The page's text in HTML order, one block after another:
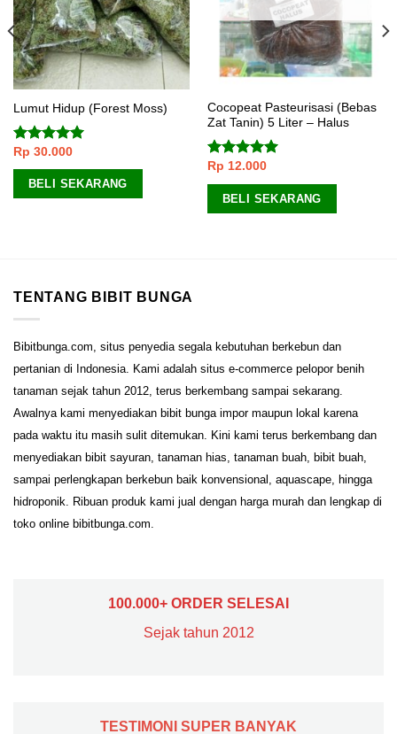
Lumut Hidup (Forest Moss)
Dinilai5.00
dari 5
Rp 30.000
BELI SEKARANG
Cocopeat Pasteurisasi (Bebas
Zat Tanin) 5 Liter – Halus
Dinilai5.00
dari 5
Rp 12.000
BELI SEKARANG
TENTANG BIBIT BUNGA
Bibitbunga.com, situs penyedia segala kebutuhan berkebun dan
pertanian di Indonesia. Kami adalah situs e-commerce pelopor benih
tanaman sejak tahun 2012, terus berkembang sampai sekarang.
Awalnya kami menyediakan bibit bunga impor maupun lokal karena
pada waktu itu masih sulit ditemukan. Kini kami terus berkembang dan
menyediakan bibit sayuran, tanaman hias, tanaman buah, bibit buah,
sampai perlengkapan berkebun baik konvensional, aquascape, hingga
hidroponik. Ribuan produk kami jual dengan harga murah dan lengkap di
toko online bibitbunga.com.
100.000+ ORDER SELESAI
Sejak tahun 2012
TESTIMONI SUPER BANYAK